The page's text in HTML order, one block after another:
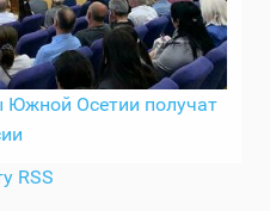
Южной Осетии получат
RSS